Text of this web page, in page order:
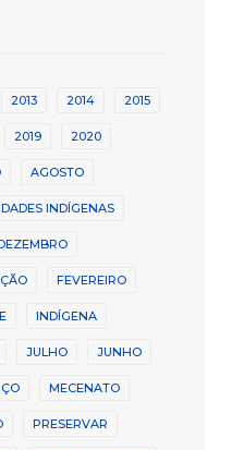
2013 2014 2015
2019 2020
AGOSTO
INDÍGENAS
FEVEREIRO
INDÍGENA
JULHO JUNHO
MECENATO
PRESERVAR